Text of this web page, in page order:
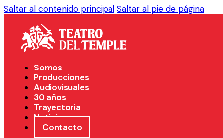
Saltar al contenido principal Saltar al pie de página
Somos
Producciones
Audiovisuales
30 años
Trayectoria
Noticias
Contacto